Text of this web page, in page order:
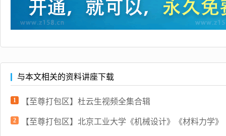
与本文相关的资料讲座下载
1 【至尊打包区】杜云生视频全集合辑
2 【至尊打包区】北京工业大学《机械设计》《材料力学》